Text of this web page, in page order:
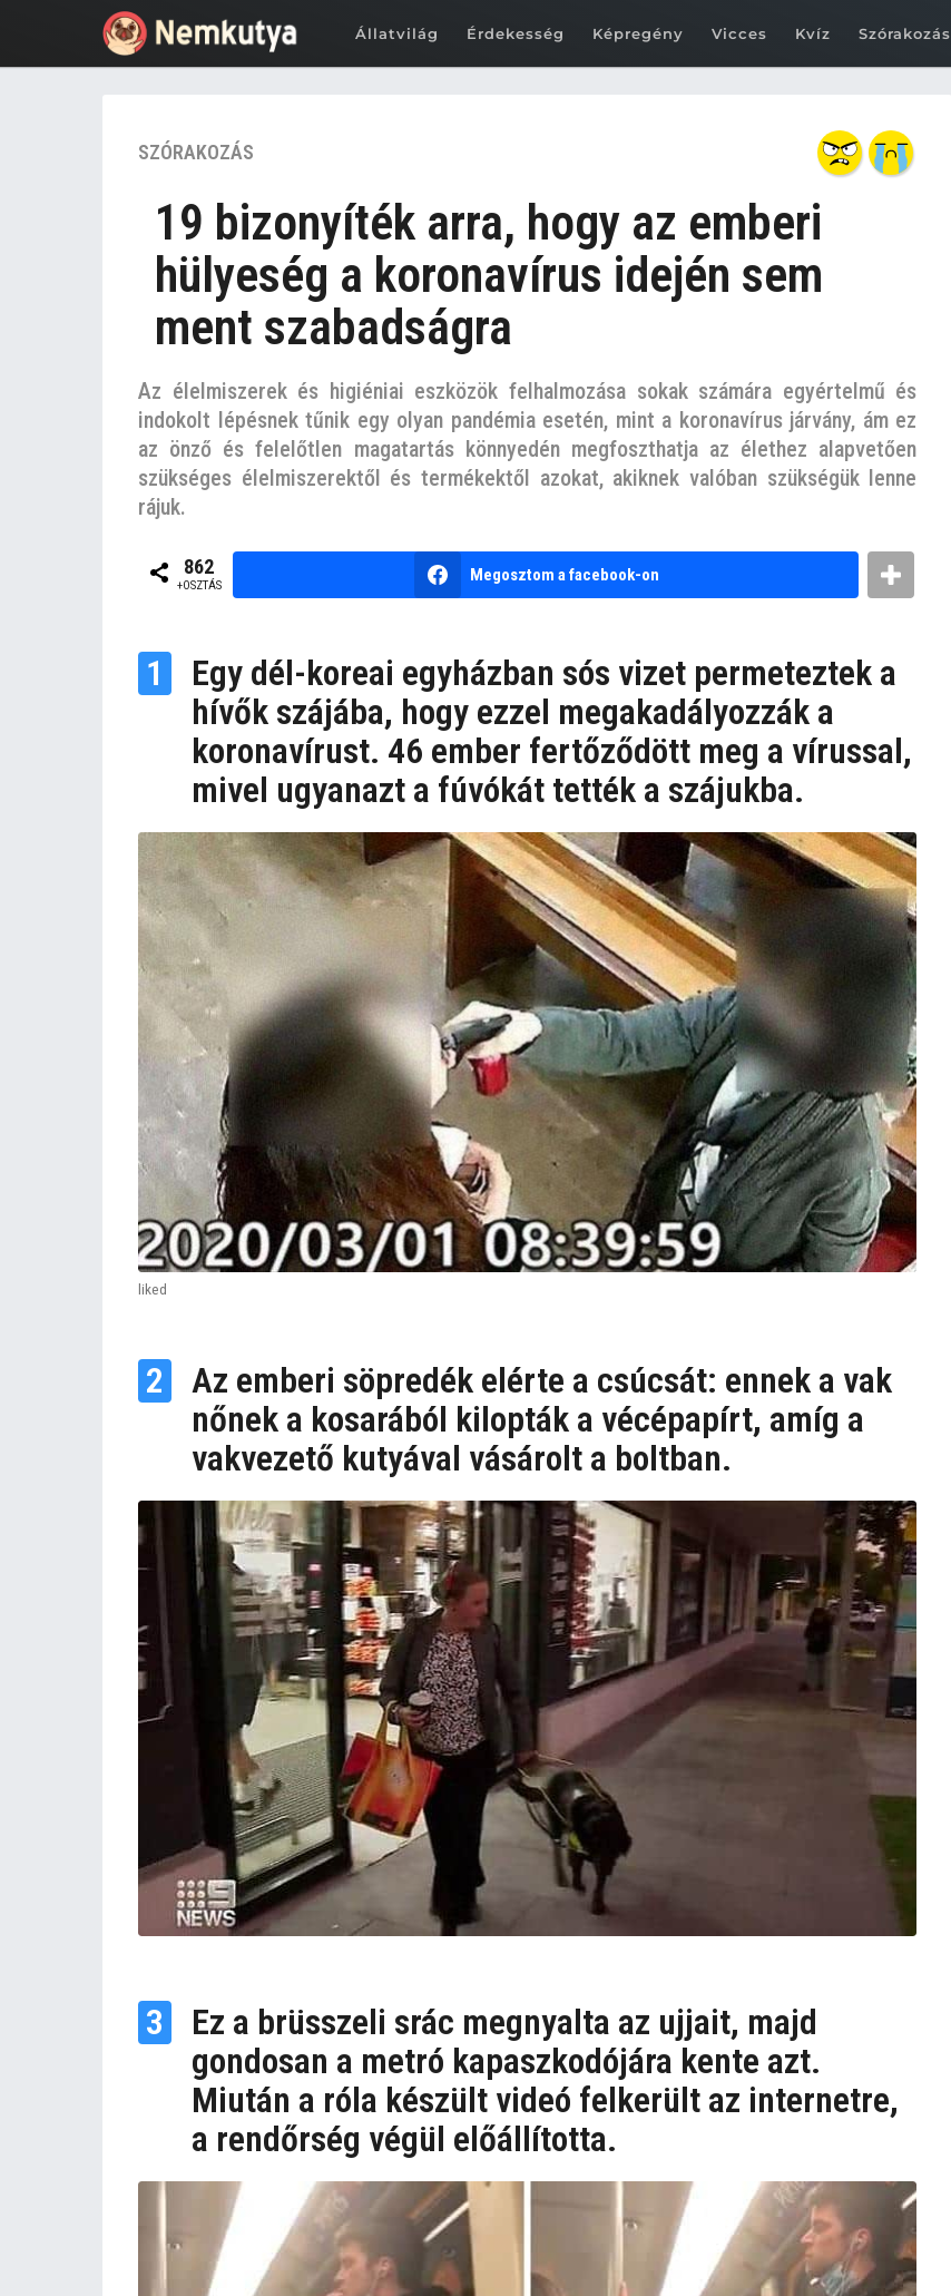
Állatvilág Érdekesség Képregény Vicces Kvíz Szórakozás
6
t
6
é
v
e
SZÓRAKOZÁS
19 bizonyíték arra, hogy az emberi
hülyeség a koronavírus idején sem
ment szabadságra
Az élelmiszerek és higiéniai eszközök felhalmozása sokak számára egyértelmű és
indokolt lépésnek tűnik egy olyan pandémia esetén, mint a koronavírus járvány, ám ez
az önző és felelőtlen magatartás könnyedén megfoszthatja az élethez alapvetően
szükséges élelmiszerektől és termékektől azokat, akiknek valóban szükségük lenne
rájuk.
b
y
m
k
u
862
+OSZTÁS
Megosztom a facebook-on
1
Egy dél-koreai egyházban sós vizet permeteztek a
hívők szájába, hogy ezzel megakadályozzák a
koronavírust. 46 ember fertőződött meg a vírussal,
mivel ugyanazt a fúvókát tették a szájukba.
liked
2
Az emberi söpredék elérte a csúcsát: ennek a vak
nőnek a kosarából kilopták a vécépapírt, amíg a
vakvezető kutyával vásárolt a boltban.
3
Ez a brüsszeli srác megnyalta az ujjait, majd
gondosan a metró kapaszkodójára kente azt.
Miután a róla készült videó felkerült az internetre,
a rendőrség végül előállította.